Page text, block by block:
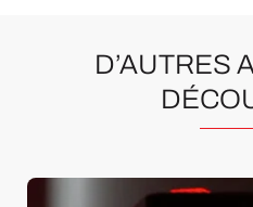
D’AUTRES